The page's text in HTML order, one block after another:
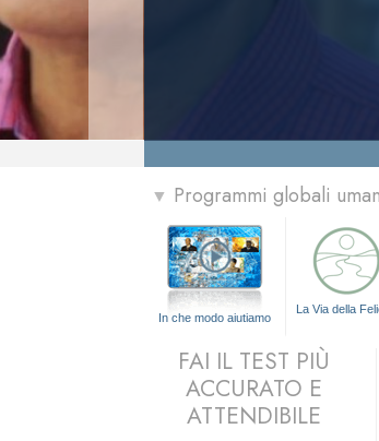
▼ Programmi globali
In che modo aiutiamo
La Via della
FAI IL TEST PIÙ
ACCURATO E
ATTENDIBILE